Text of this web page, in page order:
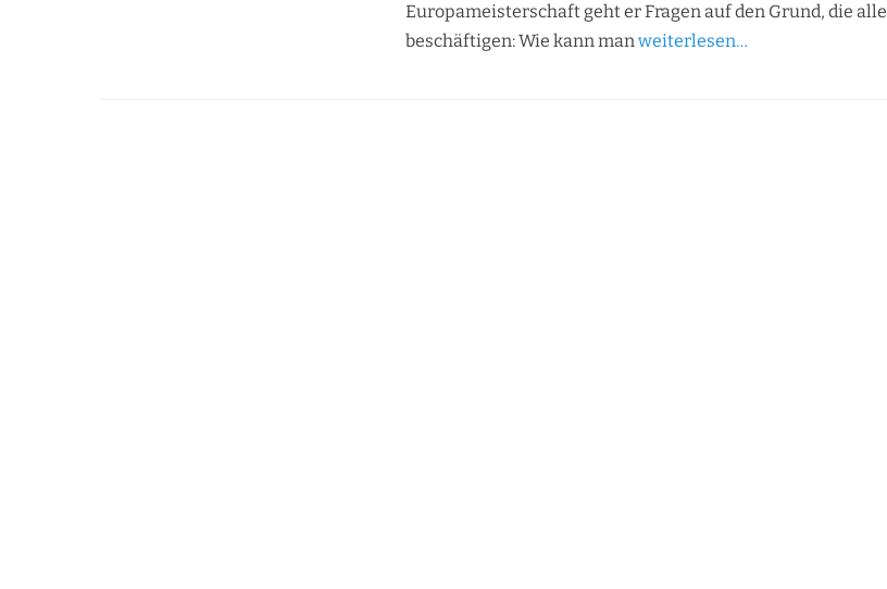
Europameisterschaft geht er Fragen auf den Grund, die alle
beschäftigen: Wie kann manweiterlesen…